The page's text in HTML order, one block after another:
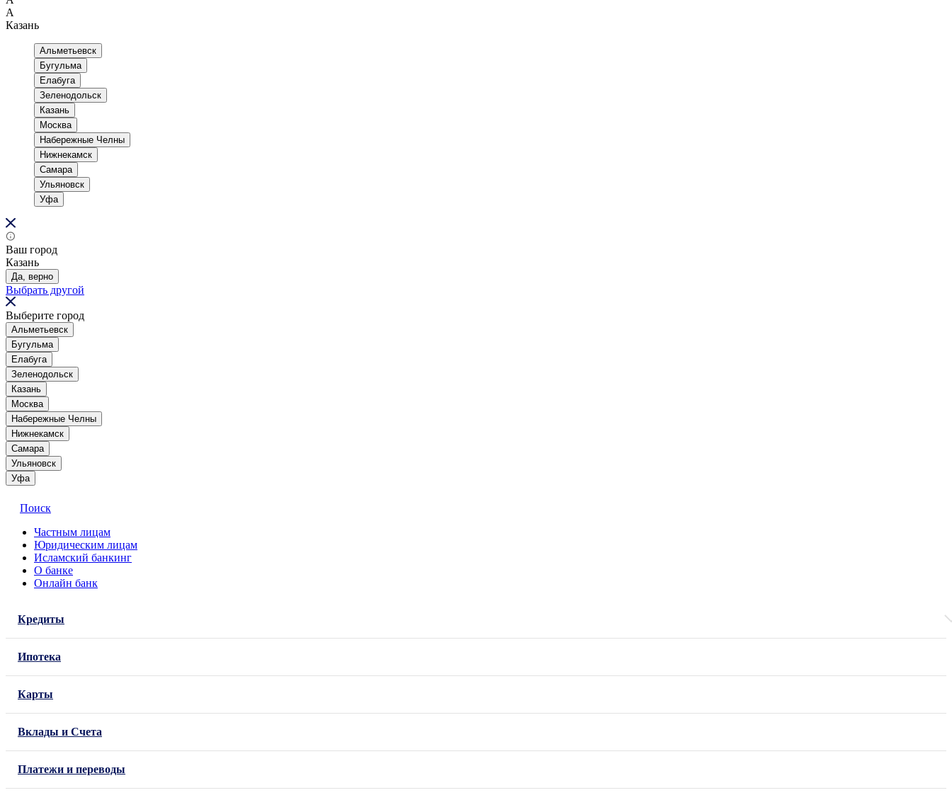
А
Казань
Альметьевск
Бугульма
Елабуга
Зеленодольск
Казань
Москва
Набережные Челны
Нижнекамск
Самара
Ульяновск
Уфа
Ваш город
Казань
Да, верно
Выбрать другой
Выберите город
Альметьевск
Бугульма
Елабуга
Зеленодольск
Казань
Москва
Набережные Челны
Нижнекамск
Самара
Ульяновск
Уфа
Поиск
Частным лицам
Юридическим лицам
Исламский банкинг
О банке
Онлайн банк
Кредиты
Ипотека
Карты
Вклады и Счета
Платежи и переводы